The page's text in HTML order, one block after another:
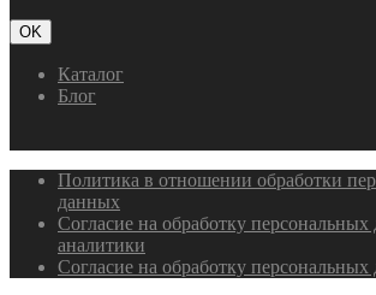
OK
Каталог
Блог
Политика в отношении обработки
данных
Согласие на обработку
аналитики
Согласие на обработку